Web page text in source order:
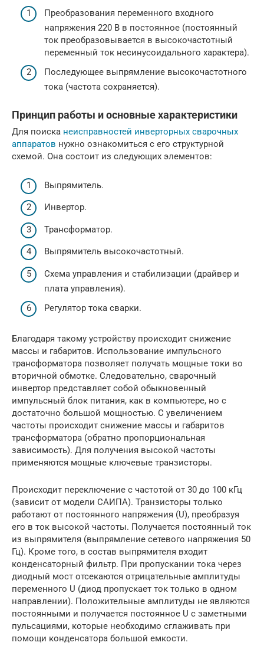
Преобразования переменного входного
напряжения 220 В в постоянное (постоянный
ток преобразовывается в высокочастотный
переменный ток несинусоидального характера).
Последующее выпрямление высокочастотного
тока (частота сохраняется).
Принцип работы и основные характеристики
Для поиска неисправностей инверторных сварочных
аппаратов нужно ознакомиться с его структурной
схемой. Она состоит из следующих элементов:
Выпрямитель.
Инвертор.
Трансформатор.
Выпрямитель высокочастотный.
Схема управления и стабилизации (драйвер и
плата управления).
Регулятор тока сварки.
Благодаря такому устройству происходит снижение
массы и габаритов. Использование импульсного
трансформатора позволяет получать мощные токи во
вторичной обмотке. Следовательно, сварочный
инвертор представляет собой обыкновенный
импульсный блок питания, как в компьютере, но с
достаточно большой мощностью. С увеличением
частоты происходит снижение массы и габаритов
трансформатора (обратно пропорциональная
зависимость). Для получения высокой частоты
применяются мощные ключевые транзисторы.
Происходит переключение с частотой от 30 до 100 кГц
(зависит от модели САИПА). Транзисторы только
работают от постоянного напряжения (U), преобразуя
его в ток высокой частоты. Получается постоянный ток
из выпрямителя (выпрямление сетевого напряжения 50
Гц). Кроме того, в состав выпрямителя входит
конденсаторный фильтр. При пропускании тока через
диодный мост отсекаются отрицательные амплитуды
переменного U (диод пропускает ток только в одном
направлении). Положительные амплитуды не являются
постоянными и получается постоянное U с заметными
пульсациями, которые необходимо сглаживать при
помощи конденсатора большой емкости.